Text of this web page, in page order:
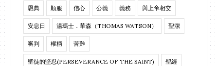
恩典 順服 信心 公義 義務 與上帝相交
安息日 湯瑪士．華森（THOMAS WATSON） 聖潔
審判 權柄 苦難
聖徒的堅忍(PERSEVERANCE OF THE SAINT) 聖經